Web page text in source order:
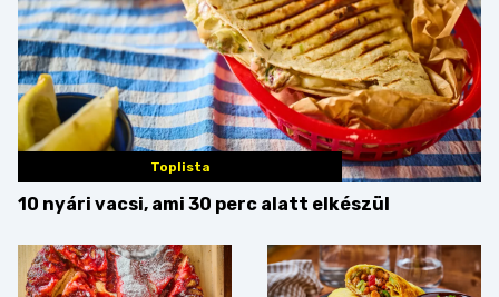
Toplista
10 nyári vacsi, ami 30 perc alatt elkészül